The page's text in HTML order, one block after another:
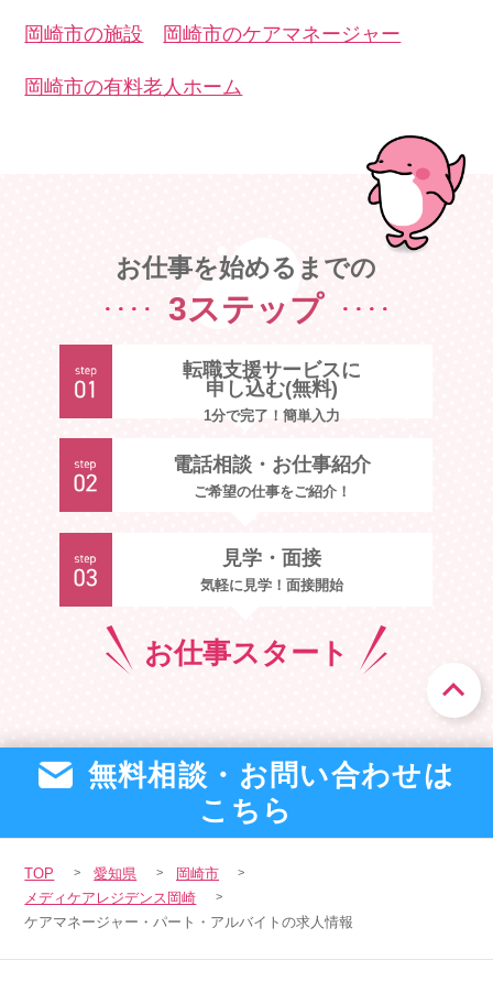
岡崎市の施設 岡崎市のケアマネージャー
岡崎市の有料老人ホーム
お仕事を始めるまでの
3ステップ
転職支援サービスに
申し込む(無料)
1分で完了！簡単入力
電話相談・お仕事紹介
ご希望の仕事をご紹介！
見学・面接
気軽に見学！面接開始
お仕事スタート
無料相談・お問い合わせは
こちら
TOP 愛知県
岡崎市
メディケアレジデンス岡崎
ケアマネージャー・パート・アルバイトの求人情報